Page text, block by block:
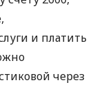
и платить
через